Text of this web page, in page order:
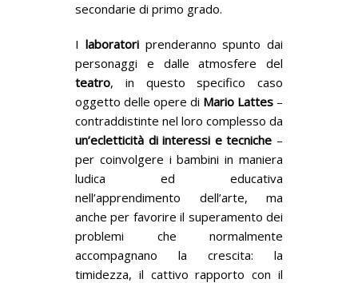
secondarie di primo grado.
I laboratoriprenderanno spunto dai
personaggi e dalle atmosfere del
teatro, in questo specifico caso
oggetto delle opere di Mario Lattes –
contraddistinte nel loro complesso da
un’ecletticità di interessi e tecniche –
per coinvolgere i bambini in maniera
ludica ed educativa
nell’apprendimento dell’arte, ma
anche per favorire il superamento dei
problemi che normalmente
accompagnano la crescita: la
timidezza, il cattivo rapporto con il